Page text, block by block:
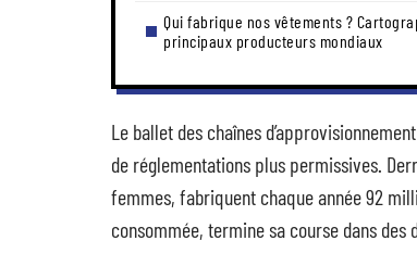
Qui fabrique nos vêtements ?
principaux producteurs mondiaux
Le ballet des chaînes
de réglementations plus permissives.
femmes, fabriquent chaque année 92
consommée, termine sa course dans des